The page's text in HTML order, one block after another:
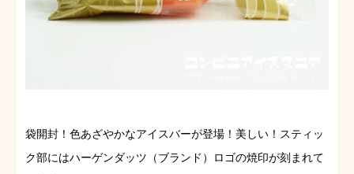
袋開封！色あざやかなアイスバーが登場！美しい！スティッ
ク部にはハーゲンダッツ（ブランド）ロゴの焼印が刻まれて